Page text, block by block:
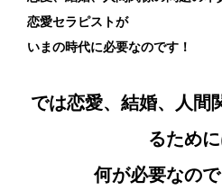
恋愛セラピストが
いまの時代に必要なのです！
では恋愛、結婚、人間
るために
何が必要なの